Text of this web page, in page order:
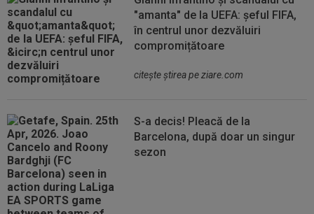
"amanta" de la UEFA: șeful FIFA,
în centrul unor dezvăluiri
compromițătoare
citeşte ştirea pe ziare.com
S-a decis! Pleacă de la
Barcelona, după doar un singur
sezon